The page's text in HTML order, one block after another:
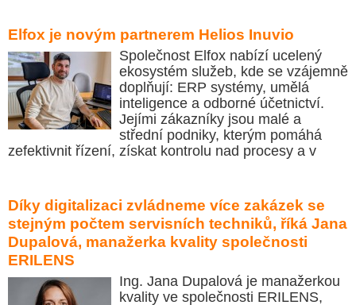
Elfox je novým partnerem Helios Inuvio
Společnost Elfox nabízí ucelený
ekosystém služeb, kde se vzájemně
doplňují: ERP systémy, umělá
inteligence a odborné účetnictví.
Jejími zákazníky jsou malé a
střední podniky, kterým pomáhá
zefektivnit řízení, získat kontrolu nad procesy a v
Díky digitalizaci zvládneme více zakázek se
stejným počtem servisních techniků, říká Jana
Dupalová, manažerka kvality společnosti
ERILENS
Ing. Jana Dupalová je manažerkou
kvality ve společnosti ERILENS,